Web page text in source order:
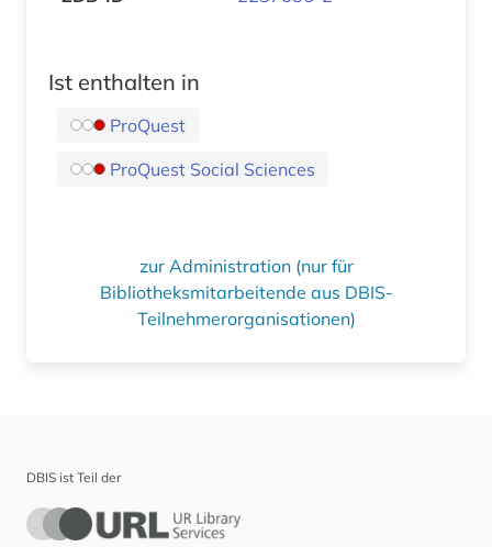
Ist enthalten in
ProQuest
ProQuest Social Sciences
zur Administration (nur für
Bibliotheksmitarbeitende aus DBIS-
Teilnehmerorganisationen)
DBIS ist Teil der